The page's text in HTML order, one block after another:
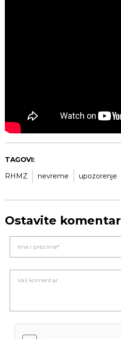
TAGOVI:
RHMZ
nevreme upozorenje
Ostavite komentar